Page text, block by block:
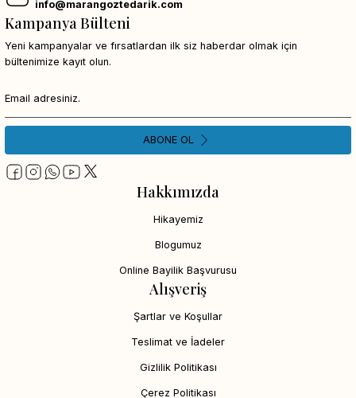
info@marangoztedarik.com
Hakkımızda
Hikayemiz
Blogumuz
Online Bayilik Başvurusu
Alışveriş
Şartlar ve Koşullar
Teslimat ve İadeler
Gizlilik Politikası
Çerez Politikası
Kampanya Bülteni
Yeni kampanyalar ve fırsatlardan ilk siz haberdar olmak için
bültenimize kayıt olun.
ABONE OL